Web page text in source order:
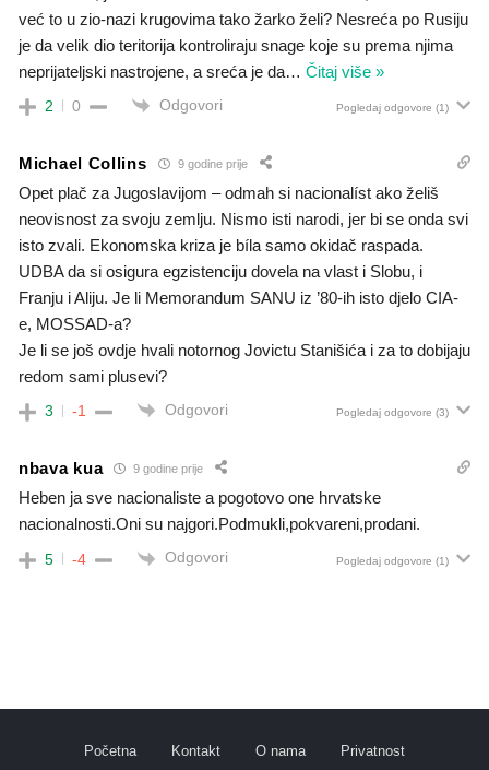
već to u zio-nazi krugovima tako žarko želi? Nesreća po Rusiju
je da velik dio teritorija kontroliraju snage koje su prema njima
neprijateljski nastrojene, a sreća je da… Čitaj više »
2 0 Odgovori Pogledaj odgovore (1)
Michael Collins 9 godine prije
Opet plač za Jugoslavijom – odmah si nacionalíst ako želiš
neovisnost za svoju zemlju. Nismo isti narodi, jer bi se onda svi
isto zvali. Ekonomska kriza je bíla samo okidač raspada.
UDBA da si osigura egzistenciju dovela na vlast i Slobu, i
Franju i Aliju. Je li Memorandum SANU iz ’80-ih isto djelo CIA-
e, MOSSAD-a?
Je li se još ovdje hvali notornog Jovictu Stanišića i za to dobijaju
redom sami plusevi?
3 -1 Odgovori Pogledaj odgovore (3)
nbava kua 9 godine prije
Heben ja sve nacionaliste a pogotovo one hrvatske
nacionalnosti.Oni su najgori.Podmukli,pokvareni,prodani.
5 -4 Odgovori Pogledaj odgovore (1)
Početna Kontakt O nama Privatnost